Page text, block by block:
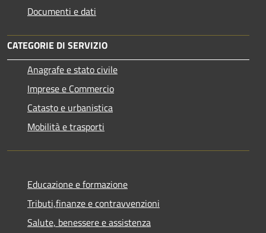
Documenti e dati
CATEGORIE DI SERVIZIO
Anagrafe e stato civile
Imprese e Commercio
Catasto e urbanistica
Mobilità e trasporti
Educazione e formazione
Tributi,finanze e contravvenzioni
Salute, benessere e assistenza